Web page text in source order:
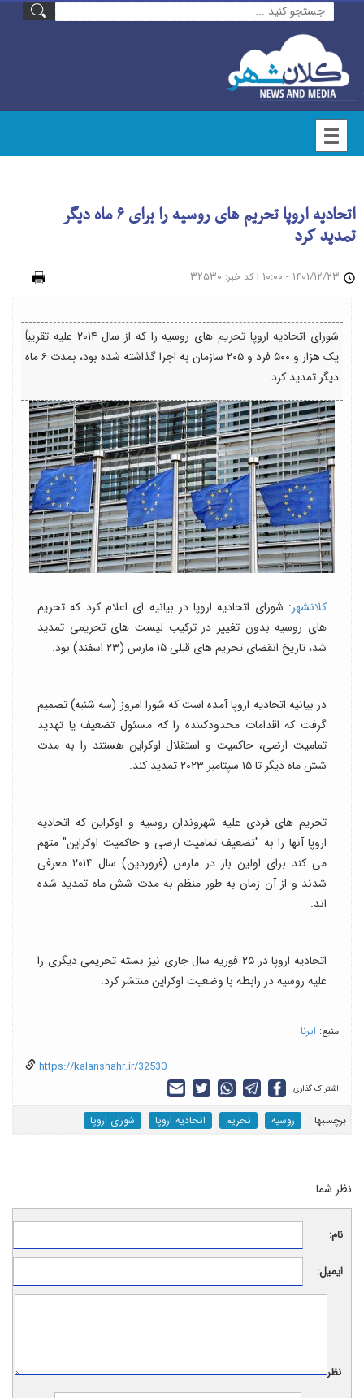
اتحادیه اروپا تحریم های روسیه را برای ۶ ماه دیگر
تمدید کرد
| کد خبر: ۳۲۵۳۰
شورای اتحادیه اروپا تحریم های روسیه را که از سال ۲۰۱۴ علیه تقریباً
یک هزار و ۵۰۰ فرد و ۲۰۵ سازمان به اجرا گذاشته شده بود، بمدت ۶ ماه
دیگر تمدید کرد.
کلانشهر: شورای اتحادیه اروپا در بیانیه ای اعلام کرد که تحریم
های روسیه بدون تغییر در ترکیب لیست های تحریمی تمدید
شد، تاریخ انقضای تحریم های قبلی ۱۵ مارس (۲۳ اسفند) بود.
در بیانیه اتحادیه اروپا آمده است که شورا امروز (سه شنبه) تصمیم
گرفت که اقدامات محدودکننده را که مسئول تضعیف یا تهدید
تمامیت ارضی، حاکمیت و استقلال اوکراین هستند را به مدت
شش ماه دیگر تا ۱۵ سپتامبر ۲۰۲۳ تمدید کند.
تحریم های فردی علیه شهروندان روسیه و اوکراین که اتحادیه
اروپا آنها را به "تضعیف تمامیت ارضی و حاکمیت اوکراین" متهم
می کند برای اولین بار در مارس (فروردین) سال ۲۰۱۴ معرفی
شدند و از آن زمان به طور منظم به مدت شش ماه تمدید شده
اند.
اتحادیه اروپا در ۲۵ فوریه سال جاری نیز بسته تحریمی دیگری را
علیه روسیه در رابطه با وضعیت اوکراین منتشر کرد.
منبع: ایرنا
https://kalanshahr.ir/32530
اشتراک گذاری:
برچسب‎ها : روسیه تحریم اتحادیه اروپا شورای اروپا
نظر شما:
نام:
ایمیل:
نظر: